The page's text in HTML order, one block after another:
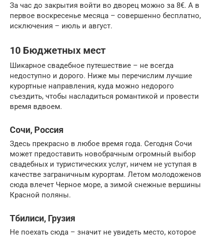
За час до закрытия войти во дворец можно за 8€. А в
первое воскресенье месяца – совершенно бесплатно,
исключения – июль и август.
10 Бюджетных мест
Шикарное свадебное путешествие – не всегда
недоступно и дорого. Ниже мы перечислим лучшие
курортные направления, куда можно недорого
съездить, чтобы насладиться романтикой и провести
время вдвоем.
Сочи, Россия
Здесь прекрасно в любое время года. Сегодня Сочи
может предоставить новобрачным огромный выбор
свадебных и туристических услуг, ничем не уступая в
качестве заграничным курортам. Летом молодоженов
сюда влечет Черное море, а зимой снежные вершины
Красной поляны.
Тбилиси, Грузия
Не поехать сюда – значит не увидеть место, которое